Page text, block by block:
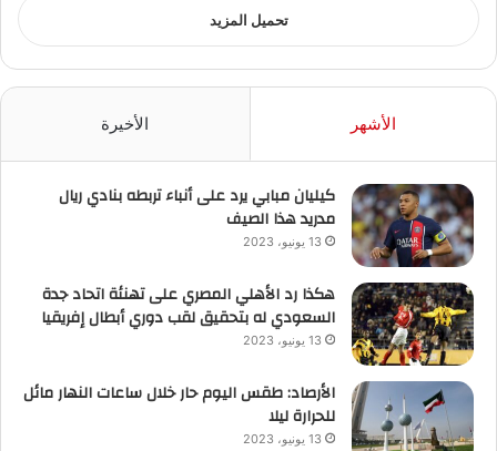
تحميل المزيد
الأشهر الأخيرة
كيليان مبابي يرد على أنباء تربطه بنادي ريال
مدريد هذا الصيف
13 يونيو، 2023
هكذا رد الأهلي المصري على تهنئة اتحاد جدة
السعودي له بتحقيق لقب دوري أبطال إفريقيا
13 يونيو، 2023
الأرصاد: طقس اليوم حار خلال ساعات النهار مائل
للحرارة ليلا
13 يونيو، 2023